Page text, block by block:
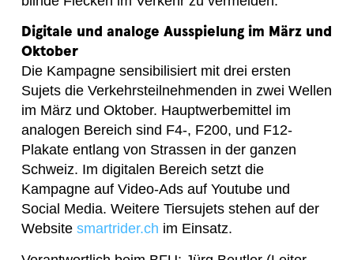
Digitale und analoge Ausspielung im März und
Oktober
Die Kampagne sensibilisiert mit drei ersten
Sujets die Verkehrsteilnehmenden in zwei Wellen
im März und Oktober. Hauptwerbemittel im
analogen Bereich sind F4-, F200, und F12-
Plakate entlang von Strassen in der ganzen
Schweiz. Im digitalen Bereich setzt die
Kampagne auf Video-Ads auf Youtube und
Social Media. Weitere Tiersujets stehen auf der
Websitesmartrider.ch im Einsatz.